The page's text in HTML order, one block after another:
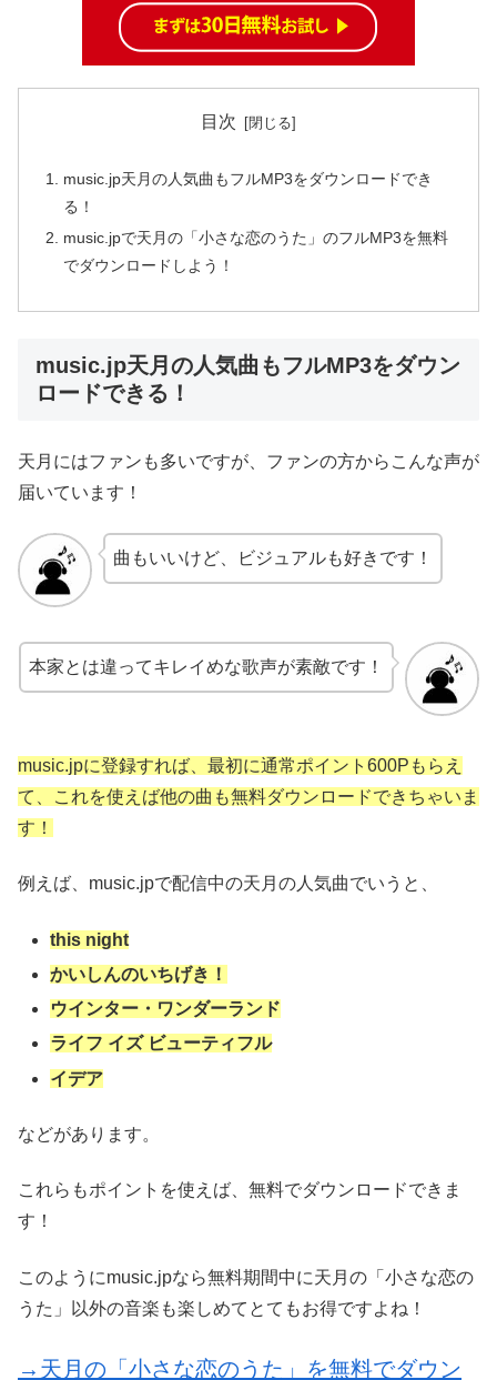
目次
music.jp天月の人気曲もフルMP3をダウンロードでき
る！
music.jpで天月の「小さな恋のうた」のフルMP3を無料
でダウンロードしよう！
music.jp天月の人気曲もフルMP3をダウン
ロードできる！
天月にはファンも多いですが、ファンの方からこんな声が
届いています！
曲もいいけど、ビジュアルも好きです！
本家とは違ってキレイめな歌声が素敵です！
music.jpに登録すれば、最初に通常ポイント600Pもらえ
て、これを使えば他の曲も無料ダウンロードできちゃいま
す！
例えば、music.jpで配信中の天月の人気曲でいうと、
this night
かいしんのいちげき！
ウインター・ワンダーランド
ライフ イズ ビューティフル
イデア
などがあります。
これらもポイントを使えば、無料でダウンロードできま
す！
このようにmusic.jpなら無料期間中に天月の「小さな恋の
うた」以外の音楽も楽しめてとてもお得ですよね！
→天月の「小さな恋のうた」を無料でダウン